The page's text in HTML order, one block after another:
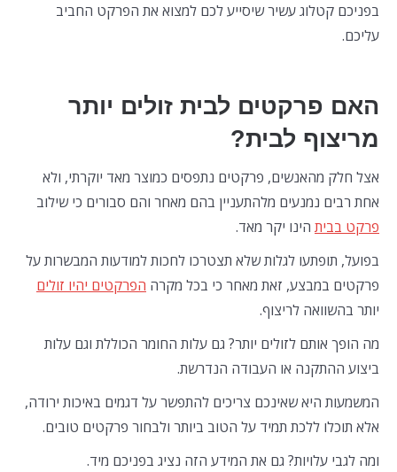
בפניכם קטלוג עשיר שיסייע לכם למצוא את הפרקט החביב
עליכם.
האם פרקטים לבית זולים יותר
מריצוף לבית?
אצל חלק מהאנשים, פרקטים נתפסים כמוצר מאד יוקרתי, ולא
אחת רבים נמנעים מלהתעניין בהם מאחר והם סבורים כי שילוב
פרקט בבית הינו יקר מאד.
בפועל, תופתעו לגלות שלא תצטרכו לחכות למודעות המבשרות על
פרקטים במבצע, זאת מאחר כי בכל מקרה הפרקטים יהיו זולים
יותר בהשוואה לריצוף.
מה הופך אותם לזולים יותר? גם עלות החומר הכוללת וגם עלות
ביצוע ההתקנה או העבודה הנדרשת.
המשמעות היא שאינכם צריכים להתפשר על דגמים באיכות ירודה,
אלא תוכלו ללכת תמיד על הטוב ביותר ולבחור פרקטים טובים.
ומה לגבי עלויות? גם את המידע הזה נציג בפניכם מיד.